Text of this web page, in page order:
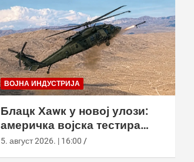
ВОЈНА ИНДУСТРИЈА
Блацк Хаwк у новој улози:
америчка војска тестира
лансирање роја наоружаних
5. август 2026. | 16:00